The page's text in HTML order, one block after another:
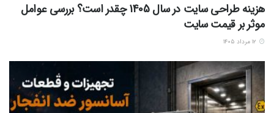
هزینه طراحی سایت در سال 1405 چقدر است؟ بررسی عوامل
موثر بر قیمت سایت